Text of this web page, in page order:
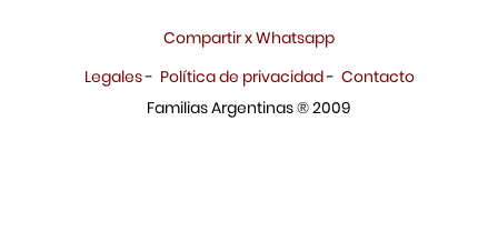
Compartir x Whatsapp
Legales- Política de privacidad- Contacto
Familias Argentinas ® 2009